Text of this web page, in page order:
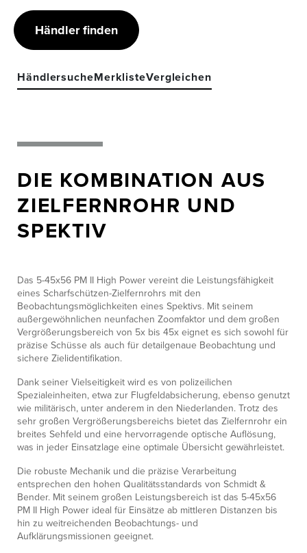
Händler finden
HändlersucheMerklisteVergleichen
DIE KOMBINATION AUS
ZIELFERNROHR UND
SPEKTIV
Das 5-45x56 PM II High Power vereint die Leistungsfähigkeit
eines Scharfschützen-Zielfernrohrs mit den
Beobachtungsmöglichkeiten eines Spektivs. Mit seinem
außergewöhnlichen neunfachen Zoomfaktor und dem großen
Vergrößerungsbereich von 5x bis 45x eignet es sich sowohl für
präzise Schüsse als auch für detailgenaue Beobachtung und
sichere Zielidentifikation.
Dank seiner Vielseitigkeit wird es von polizeilichen
Spezialeinheiten, etwa zur Flugfeldabsicherung, ebenso genutzt
wie militärisch, unter anderem in den Niederlanden. Trotz des
sehr großen Vergrößerungsbereichs bietet das Zielfernrohr ein
breites Sehfeld und eine hervorragende optische Auflösung,
was in jeder Einsatzlage eine optimale Übersicht gewährleistet.
Die robuste Mechanik und die präzise Verarbeitung
entsprechen den hohen Qualitätsstandards von Schmidt &
Bender. Mit seinem großen Leistungsbereich ist das 5-45x56
PM II High Power ideal für Einsätze ab mittleren Distanzen bis
hin zu weitreichenden Beobachtungs- und
Aufklärungsmissionen geeignet.